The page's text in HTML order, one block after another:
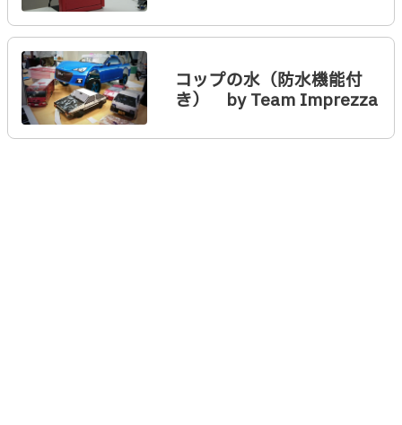
コップの水（防水機能付
き） by Team Imprezza